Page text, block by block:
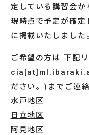
定している講習会か
現時点で予定が確
に掲載いたしました
ご希望の方は 下記
ださい。)までご連絡
水戸地区
日立地区
阿見地区